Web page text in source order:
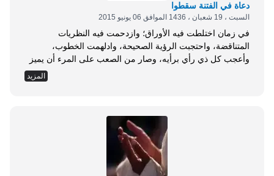
دعاة في الفتنة سقطوا
السبت ، 19 شعبان ، 1436 الموافق 06 يونيو 2015
في زمان اختلطت فيه الأوراق؛ وازدحمت فيه النظريات
المتناقضة، واحتجبت الرؤية الصحيحة، وادلهمت الخطوب،
وأعجب كل ذي رأي برأيه، وصار من الصعب على المرء أن يميز
من حوله، فكل يدعي الإصلاح، وكل يدعي الوطنية! كل يدعي
وصلًا بليلى وليلى لا تقر لهم بذاك قال ابن سيرين رحمه الله:
المزيد